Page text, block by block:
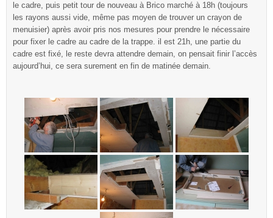
le cadre, puis petit tour de nouveau à Brico marché à 18h (toujours
les rayons aussi vide, même pas moyen de trouver un crayon de
menuisier) après avoir pris nos mesures pour prendre le nécessaire
pour fixer le cadre au cadre de la trappe. il est 21h, une partie du
cadre est fixé, le reste devra attendre demain, on pensait finir l’accès
aujourd’hui, ce sera surement en fin de matinée demain.